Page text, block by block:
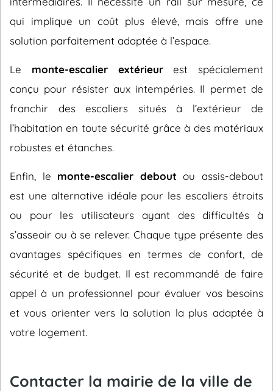
qui implique un coût plus élevé, mais offre une
solution parfaitement adaptée à l’espace.
Le monte-escalier extérieurest spécialement
conçu pour résister aux intempéries. Il permet de
franchir des escaliers situés à l’extérieur de
l’habitation en toute sécurité grâce à des matériaux
robustes et étanches.
Enfin, le monte-escalier debout ou assis-debout
est une alternative idéale pour les escaliers étroits
ou pour les utilisateurs ayant des difficultés à
s’asseoir ou à se relever. Chaque type présente des
avantages spécifiques en termes de confort, de
sécurité et de budget. Il est recommandé de faire
appel à un professionnel pour évaluer vos besoins
et vous orienter vers la solution la plus adaptée à
votre logement.
Contacter la mairie de la ville de